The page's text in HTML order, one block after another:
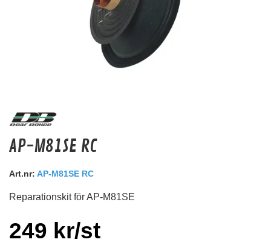
Skyllermarks Kopplingsplint Svart E0330
Kopplingsplint. 7st M5
Snabblager 1-3 dagar
AP-M81SE RC
Art.nr: AP-M81SE RC
Reparationskit för AP-M81SE
249 kr/st